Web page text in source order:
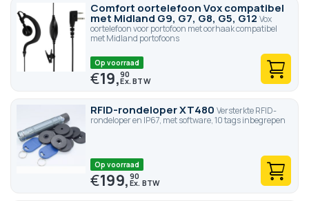
Comfort oortelefoon Vox compatibel
met Midland G9, G7, G8, G5, G12 Vox
oortelefoon voor portofoon met oorhaak compatibel
met Midland portofoons
Op voorraad
€19,90
RFID-rondeloper XT480 Versterkte RFID-
rondeloper en IP67, met software, 10 tags inbegrepen
Op voorraad
€199,90